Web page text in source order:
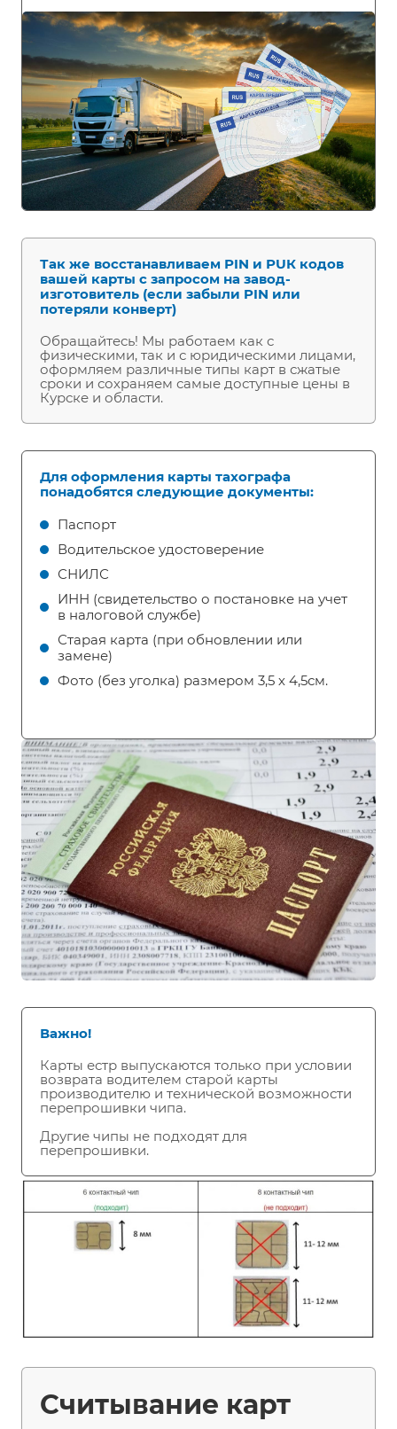
Так же восстанавливаем РIN и РUК кодов
вашей карты с запросом на завод-
изготовитель (если забыли PIN или
потеряли конверт)
Обращайтесь! Мы работаем как с
физическими, так и с юридическими лицами,
оформляем различные типы карт в сжатые
сроки и сохраняем самые доступные цены в
Курске и области.
Для оформления карты тахографа
понадобятся следующие документы:
Паспорт
Водительское удостоверение
СНИЛС
ИНН (свидетельство о постановке на учет
в налоговой службе)
Старая карта (при обновлении или
замене)
Фото (без уголка) размером 3,5 х 4,5см.
Важно!
Карты естр выпускаются только при условии
возврата водителем старой карты
производителю и технической возможности
перепрошивки чипа.
Другие чипы не подходят для
перепрошивки.
Считывание карт